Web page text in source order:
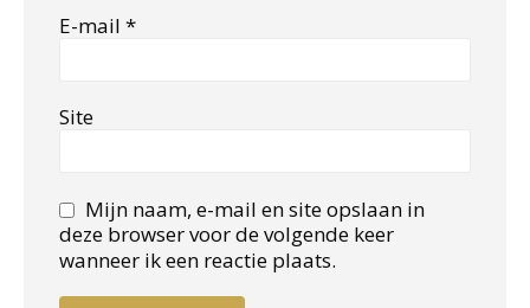
E-mail *
Site
Mijn naam, e-mail en site opslaan in
deze browser voor de volgende keer
wanneer ik een reactie plaats.